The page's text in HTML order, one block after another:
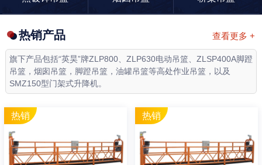
查看更多 +
热销产品
旗下产品包括“英昊”牌ZLP800、ZLP630电动吊篮、ZLSP400A脚蹬
吊篮，烟囱吊篮，脚蹬吊篮，油罐吊篮等高处作业吊篮，以及
SMZ150型门架式升降机。